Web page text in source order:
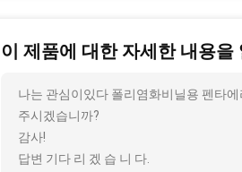
이 제품에 대한 자세한 내용을
나는 관심이있다 폴리염화비닐용 펜타
주시겠습니까?
감사!
답변 기다 리 겠 습 니 다.